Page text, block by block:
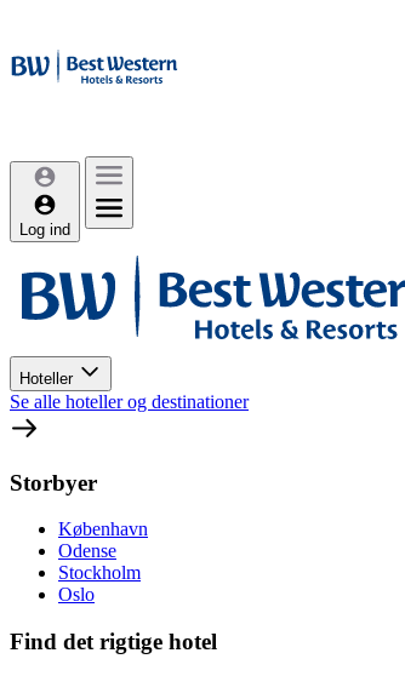
Log ind
Hoteller
Se alle hoteller og destinationer
Storbyer
København
Odense
Stockholm
Oslo
Find det rigtige hotel